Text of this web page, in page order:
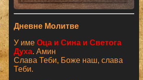
Дневне Молитве
У имеОца и Сина и Светога
Духа. Амин
Слава Теби, Боже наш, слава
Теби.